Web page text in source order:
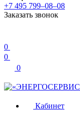
+7 495 799–08–08
Заказать звонок
0
0
0
Кабинет